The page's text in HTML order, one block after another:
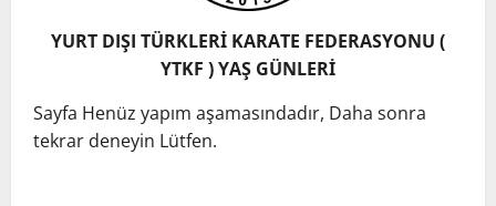
YURT DIŞI TÜRKLERİ KARATE FEDERASYONU (
YTKF ) YAŞ GÜNLERİ
Sayfa Henüz yapım aşamasındadır, Daha sonra
tekrar deneyin Lütfen.